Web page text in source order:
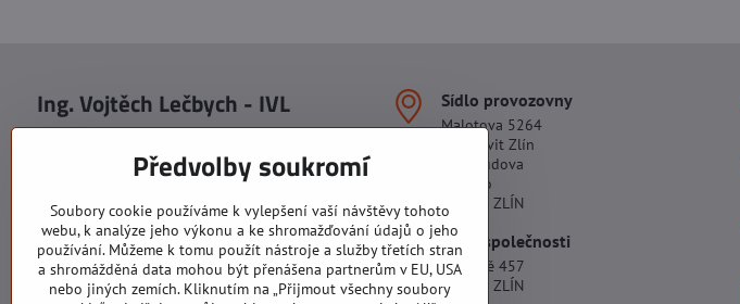
Ing. Vojtěch Lečbych - IVL
DIČ: CZ5602130809
IČO: 29007356
DIČ: CZ29007356
Sídlo provozovny
Malotova 5264
Areál Svit Zlín
113. budova
1. patro
760 01 ZLÍN
Sídlo společnosti
U Hřiště 457
760 01 ZLÍN
Předvolby soukromí
Soubory cookie používáme k vylepšení vaší návštěvy tohoto
webu, k analýze jeho výkonu a ke shromažďování údajů o jeho
používání. Můžeme k tomu použít nástroje a služby třetích stran
a shromážděná data mohou být přenášena partnerům v EU, USA
nebo jiných zemích. Kliknutím na „Přijmout všechny soubory